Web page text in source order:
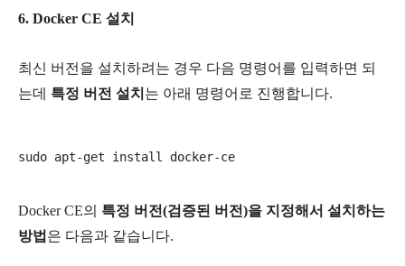
6. Docker CE 설치
최신 버전을 설치하려는 경우 다음 명령어를 입력하면 되
는데 특정 버전 설치 는 아래 명령어로 진행합니다.
Docker CE의 특정 버전(검증된 버전)을 지정해서 설치하는
방법 은 다음과 같습니다.